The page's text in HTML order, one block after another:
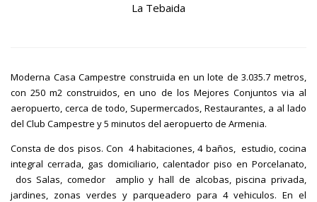
La Tebaida
Moderna Casa Campestre construida en un lote de 3.035.7 metros,
con 250 m2 construidos, en uno de los Mejores Conjuntos via al
aeropuerto, cerca de todo, Supermercados, Restaurantes, a al lado
del Club Campestre y 5 minutos del aeropuerto de Armenia.
Consta de dos pisos. Con 4 habitaciones, 4 baños, estudio, cocina
integral cerrada, gas domiciliario, calentador piso en Porcelanato,
dos Salas, comedor amplio y hall de alcobas, piscina privada,
jardines, zonas verdes y parqueadero para 4 vehiculos. En el